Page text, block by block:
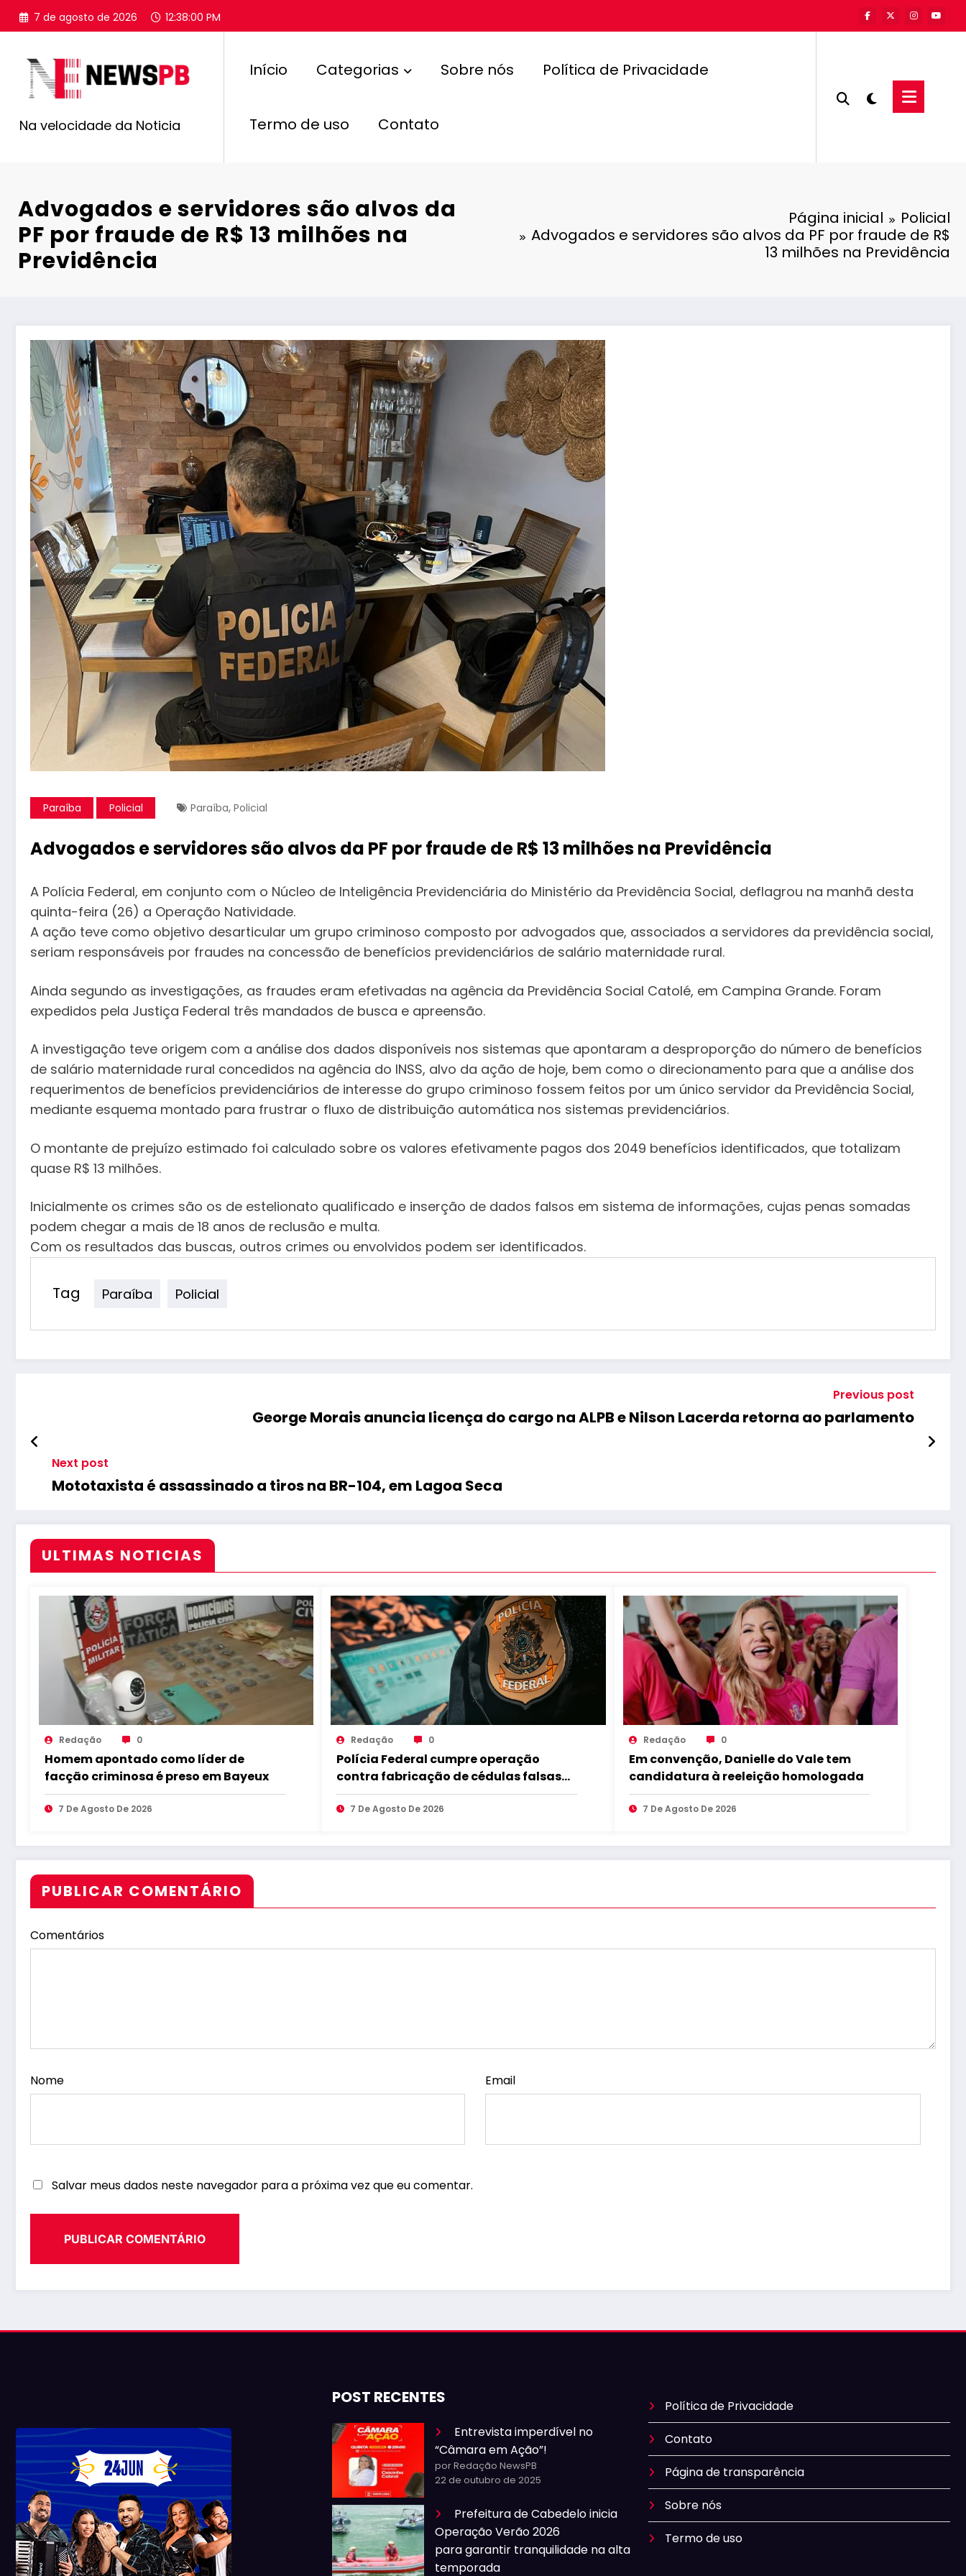
Pular
para
conteúdo
7 de agosto de 2026 12:38:01 PM
Na velocidade da Noticia
Início Categorias Sobre nós Política de Privacidade
Termo de uso Contato
Advogados e servidores são alvos da
PF por fraude de R$ 13 milhões na
Previdência
Página inicial
Policial
Advogados e servidores são alvos da PF por fraude de R$
13 milhões na Previdência
Paraíba Policial Paraíba, Policial
Advogados e servidores são alvos da PF por fraude de R$ 13 milhões na Previdência
A Polícia Federal, em conjunto com o Núcleo de Inteligência Previdenciária do Ministério da Previdência Social, deflagrou na manhã desta
quinta-feira (26) a Operação Natividade.
A ação teve como objetivo desarticular um grupo criminoso composto por advogados que, associados a servidores da previdência social,
seriam responsáveis por fraudes na concessão de benefícios previdenciários de salário maternidade rural.
Ainda segundo as investigações, as fraudes eram efetivadas na agência da Previdência Social Catolé, em Campina Grande. Foram
expedidos pela Justiça Federal três mandados de busca e apreensão.
A investigação teve origem com a análise dos dados disponíveis nos sistemas que apontaram a desproporção do número de benefícios
de salário maternidade rural concedidos na agência do INSS, alvo da ação de hoje, bem como o direcionamento para que a análise dos
requerimentos de benefícios previdenciários de interesse do grupo criminoso fossem feitos por um único servidor da Previdência Social,
mediante esquema montado para frustrar o fluxo de distribuição automática nos sistemas previdenciários.
O montante de prejuízo estimado foi calculado sobre os valores efetivamente pagos dos 2049 benefícios identificados, que totalizam
quase R$ 13 milhões.
Inicialmente os crimes são os de estelionato qualificado e inserção de dados falsos em sistema de informações, cujas penas somadas
podem chegar a mais de 18 anos de reclusão e multa.
Com os resultados das buscas, outros crimes ou envolvidos podem ser identificados.
Tag Paraíba Policial
Previous post
George Morais anuncia licença do cargo na ALPB e Nilson Lacerda retorna ao parlamento
Next post
Mototaxista é assassinado a tiros na BR-104, em Lagoa Seca
ULTIMAS NOTICIAS
Redação 0
Homem apontado como líder de
facção criminosa é preso em Bayeux
7 De Agosto De 2026
Redação 0
Polícia Federal cumpre operação
contra fabricação de cédulas falsas
no Brejo paraibano
7 De Agosto De 2026
Redação 0
Em convenção, Danielle do Vale tem
candidatura à reeleição homologada
7 De Agosto De 2026
PUBLICAR COMENTÁRIO
Comentários
Nome Email
Salvar meus dados neste navegador para a próxima vez que eu comentar.
POST RECENTES
Entrevista imperdível no
“Câmara em Ação”!
por Redação NewsPB
22 de outubro de 2025
Prefeitura de Cabedelo inicia
Operação Verão 2026
para garantir tranquilidade na alta
temporada
Política de Privacidade
Contato
Página de transparência
Sobre nós
Termo de uso